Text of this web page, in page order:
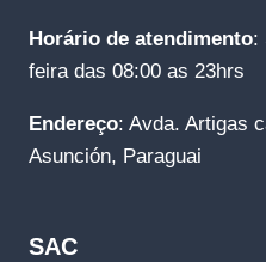
Horário de atendimento:
feira das 08:00 as 23hrs
Endereço: Avda. Artigas
Asunción, Paraguai
SAC